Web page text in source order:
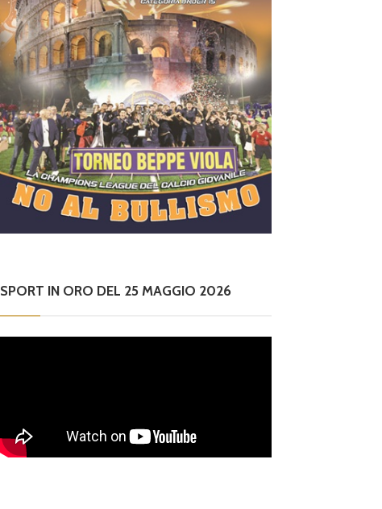
SPORT IN ORO DEL 25 MAGGIO 2026